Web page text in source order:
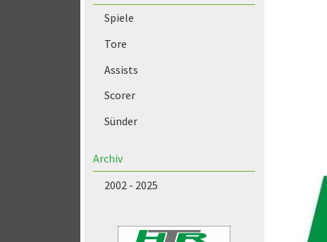
Spiele
Tore
Assists
Scorer
Sünder
Archiv
2002 - 2025